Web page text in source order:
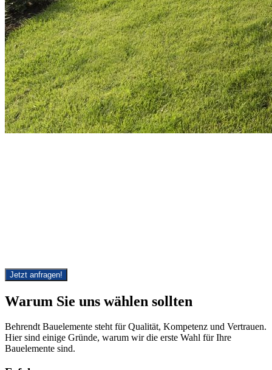
Jetzt anfragen!
Warum Sie uns wählen sollten
Behrendt Bauelemente steht für Qualität, Kompetenz und Vertrauen.
Hier sind einige Gründe, warum wir die erste Wahl für Ihre
Bauelemente sind.